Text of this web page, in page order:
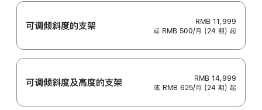
可调倾斜度的支架
RMB 11,999
或 RMB 500/月 (24 期) 起
可调倾斜度及高‍度的支‍架
RMB 14,999
或 RMB 625/月 (24 期) 起